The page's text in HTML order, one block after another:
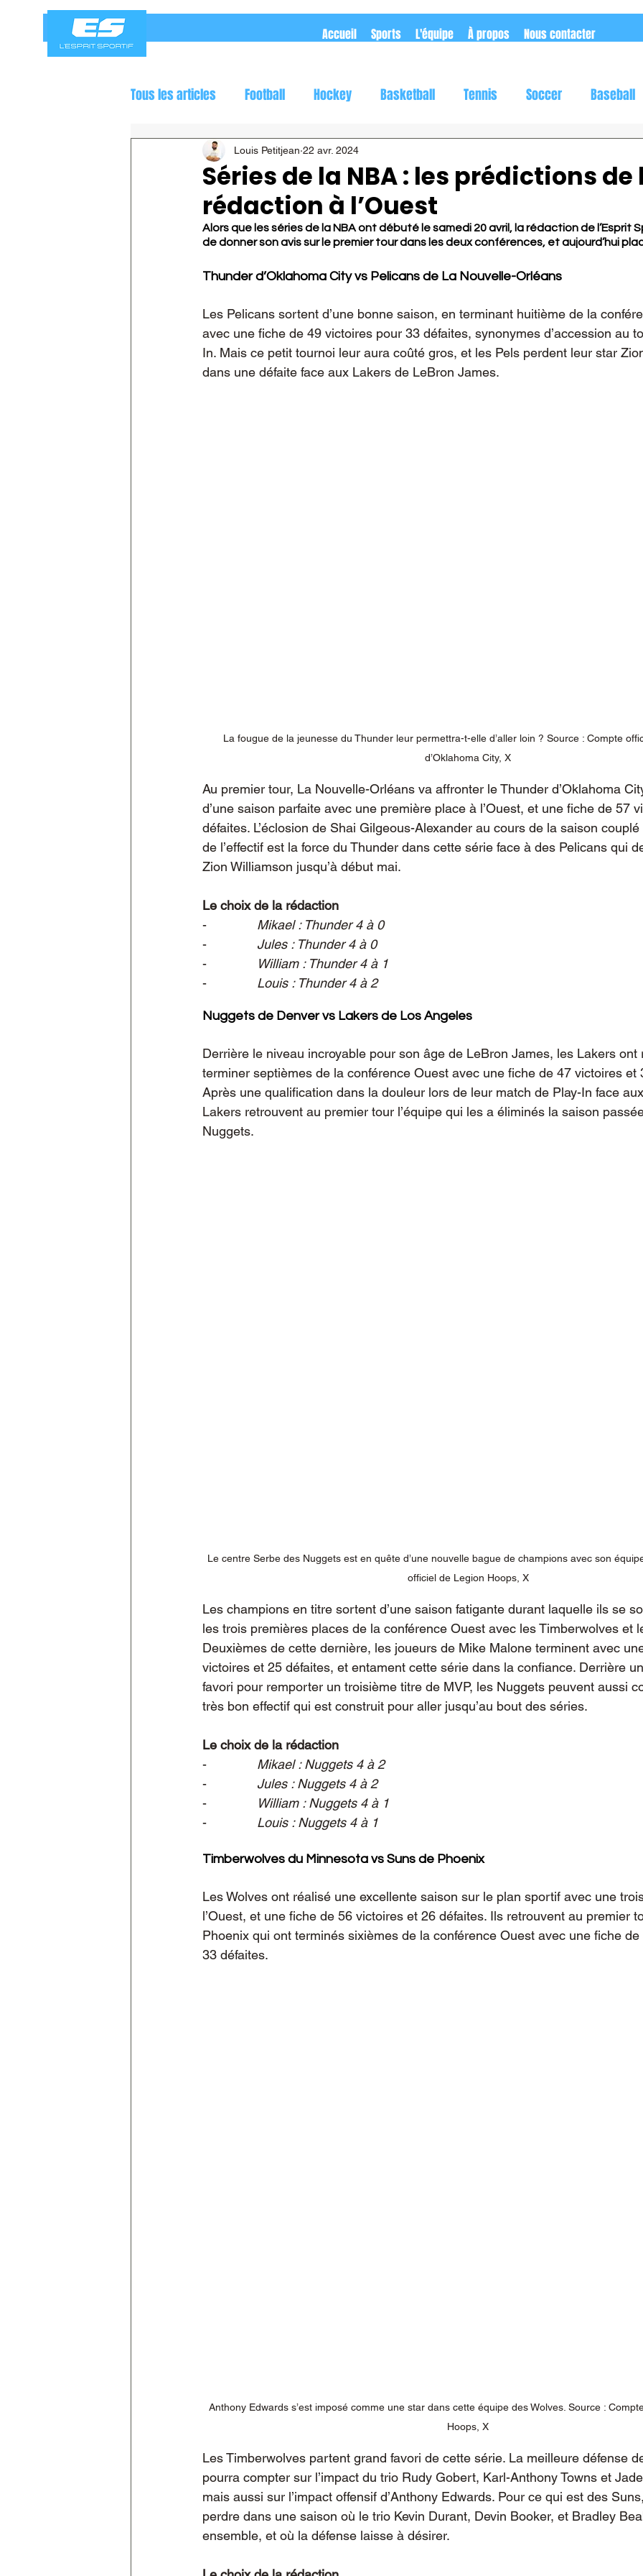
Accueil Sports L'équipe À propos Nous contacter
Tous les articles Football Hockey Basketball Tennis Soccer Baseball
Jeux olympiques Course automobile
Séries de la NBA : les prédictions de
rédaction à l’Ouest
Louis Petitjean 22 avr. 2024
Alors que les séries de la NBA ont débuté le samedi 20 avril, la rédaction de l’Esprit
de donner son avis sur le premier tour dans les deux conférences, et aujourd’hui
Thunder d’Oklahoma City vs Pelicans de La Nouvelle-Orléans
Les Pelicans sortent d’une bonne saison, en terminant huitième de la
avec une fiche de 49 victoires pour 33 défaites, synonymes d’accession au
In. Mais ce petit tournoi leur aura coûté gros, et les Pels perdent leur star
dans une défaite face aux Lakers de LeBron James.
La fougue de la jeunesse du Thunder leur permettra-t-elle d’aller loin ? Source : Compte
d’Oklahoma City, X
Au premier tour, La Nouvelle-Orléans va affronter le Thunder d’Oklahoma
d’une saison parfaite avec une première place à l’Ouest, et une fiche de 57
défaites. L’éclosion de Shai Gilgeous-Alexander au cours de la saison
de l’effectif est la force du Thunder dans cette série face à des Pelicans qui
Zion Williamson jusqu’à début mai.
Le choix de la rédaction
- Mikael : Thunder 4 à 0
- Jules : Thunder 4 à 0
-
William : Thunder 4 à 1
- Louis : Thunder 4 à 2
Nuggets de Denver vs Lakers de Los Angeles
Derrière le niveau incroyable pour son âge de LeBron James, les Lakers ont
terminer septièmes de la conférence Ouest avec une fiche de 47 victoires et
Après une qualification dans la douleur lors de leur match de Play-In face
Lakers retrouvent au premier tour l’équipe qui les a éliminés la saison
Nuggets.
Le centre Serbe des Nuggets est en quête d’une nouvelle bague de champions avec son
officiel de Legion Hoops, X
Les champions en titre sortent d’une saison fatigante durant laquelle ils se
les trois premières places de la conférence Ouest avec les Timberwolves et
Deuxièmes de cette dernière, les joueurs de Mike Malone terminent avec
victoires et 25 défaites, et entament cette série dans la confiance. Derrière
favori pour remporter un troisième titre de MVP, les Nuggets peuvent aussi
très bon effectif qui est construit pour aller jusqu’au bout des séries.
Le choix de la rédaction
- Mikael : Nuggets 4 à 2
- Jules : Nuggets 4 à 2
-
William : Nuggets 4 à 1
- Louis : Nuggets 4 à 1
Timberwolves du Minnesota vs Suns de Phoenix
Les Wolves ont réalisé une excellente saison sur le plan sportif avec une
l’Ouest, et une fiche de 56 victoires et 26 défaites. Ils retrouvent au premier
Phoenix qui ont terminés sixièmes de la conférence Ouest avec une fiche
33 défaites.
Anthony Edwards s’est imposé comme une star dans cette équipe des Wolves. Source :
Hoops, X
Les Timberwolves partent grand favori de cette série. La meilleure défense
pourra compter sur l’impact du trio Rudy Gobert, Karl-Anthony Towns et
mais aussi sur l’impact offensif d’Anthony Edwards. Pour ce qui est des
perdre dans une saison où le trio Kevin Durant, Devin Booker, et Bradley
ensemble, et où la défense laisse à désirer.